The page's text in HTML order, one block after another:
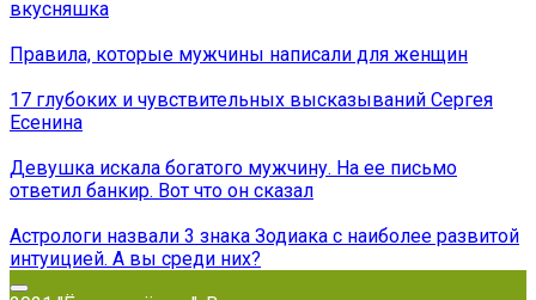
вкусняшка
Правила, которые мужчины написали для женщин
17 глубоких и чувствительных высказываний Сергея
Есенина
Девушка искала богатого мужчину. На ее письмо
ответил банкир. Вот что он сказал
Астрологи назвали 3 знака Зодиака с наиболее развитой
интуицией. А вы среди них?